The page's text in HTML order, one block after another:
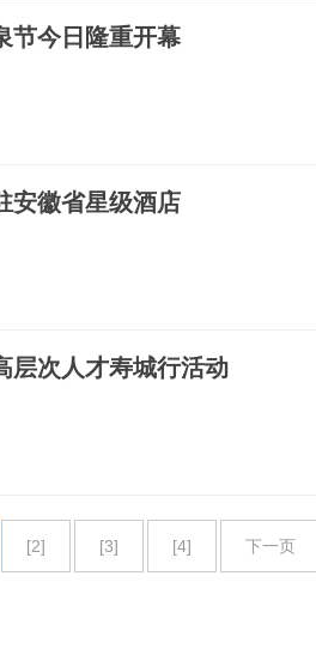
节今日隆重开幕
安徽省星级酒店
层次人才寿城行活动
[2] [3] [4] 下一页